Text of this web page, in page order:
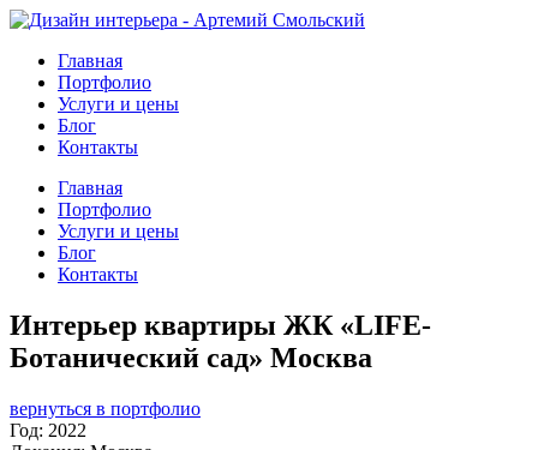
Главная
Портфолио
Услуги и цены
Блог
Контакты
Главная
Портфолио
Услуги и цены
Блог
Контакты
Интерьер квартиры ЖК «LIFE-
Ботанический сад» Москва
вернуться в портфолио
Год: 2022